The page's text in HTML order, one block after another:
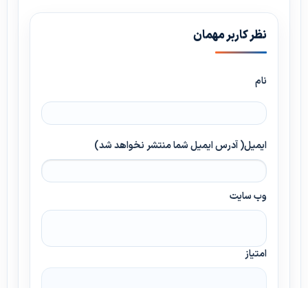
نظر کاربر مهمان
نام
ایمیل( آدرس ایمیل شما منتشر نخواهد شد)
وب سایت
امتیاز